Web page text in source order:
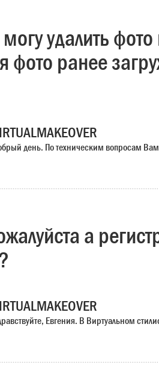
удалить
фото ранее
день. По техническим вопросам
а
Евгения. В Виртуальном